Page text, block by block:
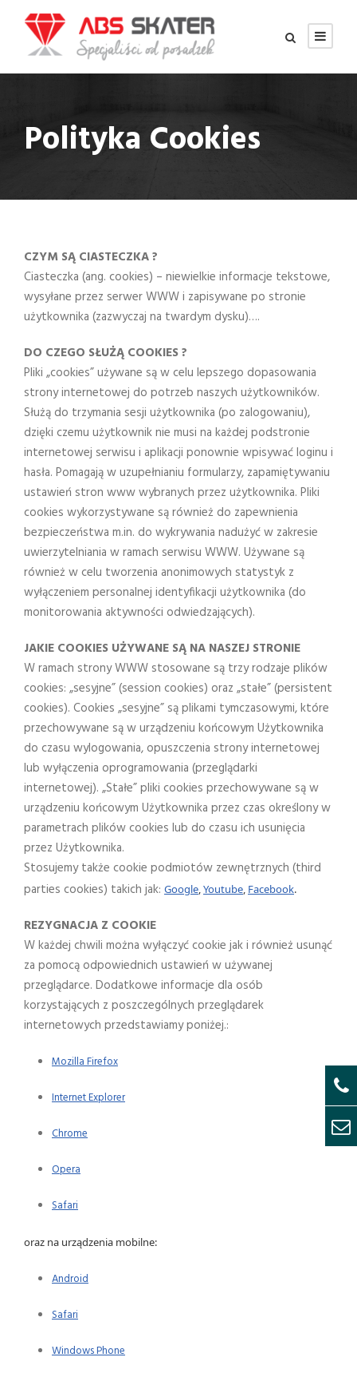
Polityka Cookies
CZYM SĄ CIASTECZKA ?
Ciasteczka (ang. cookies) – niewielkie informacje tekstowe,
wysyłane przez serwer WWW i zapisywane po stronie
użytkownika (zazwyczaj na twardym dysku)….
DO CZEGO SŁUŻĄ COOKIES ?
Pliki „cookies” używane są w celu lepszego dopasowania
strony internetowej do potrzeb naszych użytkowników.
Służą do trzymania sesji użytkownika (po zalogowaniu),
dzięki czemu użytkownik nie musi na każdej podstronie
internetowej serwisu i aplikacji ponownie wpisywać loginu i
hasła. Pomagają w uzupełnianiu formularzy, zapamiętywaniu
ustawień stron www wybranych przez użytkownika. Pliki
cookies wykorzystywane są również do zapewnienia
bezpieczeństwa m.in. do wykrywania nadużyć w zakresie
uwierzytelniania w ramach serwisu WWW. Używane są
również w celu tworzenia anonimowych statystyk z
wyłączeniem personalnej identyfikacji użytkownika (do
monitorowania aktywności odwiedzających).
JAKIE COOKIES UŻYWANE SĄ NA NASZEJ STRONIE
W ramach strony WWW stosowane są trzy rodzaje plików
cookies: „sesyjne” (session cookies) oraz „stałe” (persistent
cookies). Cookies „sesyjne” są plikami tymczasowymi, które
przechowywane są w urządzeniu końcowym Użytkownika
do czasu wylogowania, opuszczenia strony internetowej
lub wyłączenia oprogramowania (przeglądarki
internetowej). „Stałe” pliki cookies przechowywane są w
urządzeniu końcowym Użytkownika przez czas określony w
parametrach plików cookies lub do czasu ich usunięcia
przez Użytkownika.
Stosujemy także cookie podmiotów zewnętrznych (third
parties cookies) takich jak: Google,Youtube, Facebook.
REZYGNACJA Z COOKIE
W każdej chwili można wyłączyć cookie jak i również usunąć
za pomocą odpowiednich ustawień w używanej
przeglądarce. Dodatkowe informacje dla osób
korzystających z poszczególnych przeglądarek
internetowych przedstawiamy poniżej.:
Mozilla Firefox
Internet Explorer
Chrome
Opera
Safari
oraz na urządzenia mobilne:
Android
Safari
Windows Phone